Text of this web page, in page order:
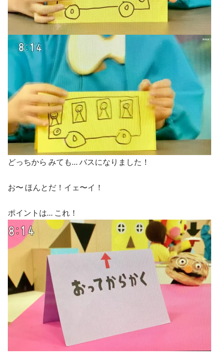
どっちから みても… バスになりました！
お〜 ほんとだ！イェ〜イ！
ポイントは… これ！